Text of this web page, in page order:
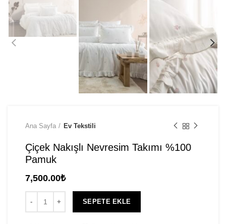
Ana Sayfa Ev Tekstili
Çiçek Nakışlı Nevresim Takımı %100
Pamuk
7,500.00₺
SEPETE EKLE